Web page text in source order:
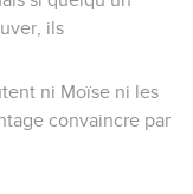
ils
ni Moïse ni les
convaincre par